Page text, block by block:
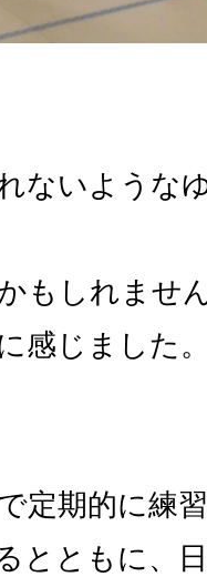
ないような
もしれませ
感じました
定期的に練
とともに、